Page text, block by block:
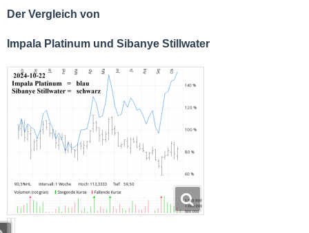
Der Vergleich von
Impala Platinum und Sibanye Stillwater